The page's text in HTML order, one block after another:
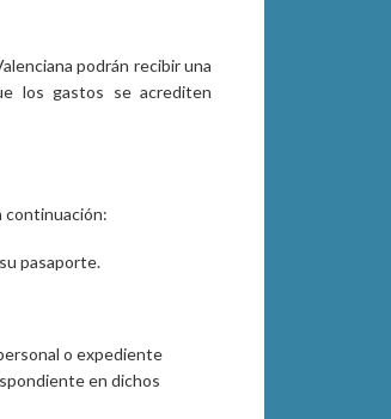
podrán recibir una
los gastos se acrediten
continuación:
pasaporte.
o expediente
en dichos